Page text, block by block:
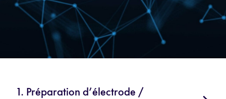
1. Préparation d’électrode /